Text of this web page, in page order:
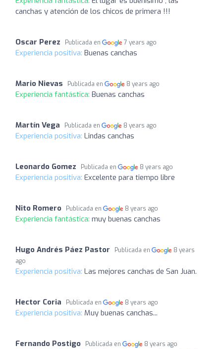
canchas y atención de los chicos de primera !!!
Oscar Perez Publicada en 7 years ago
Experiencia positiva: Buenas canchas
Mario Nievas Publicada en 8 years ago
Experiencia fantástica: Buenas canchas
Martín Vega Publicada en 8 years ago
Experiencia positiva: Lindas canchas
Leonardo Gomez Publicada en 8 years ago
Experiencia positiva: Excelente para tiempo libre
Nito Romero Publicada en 8 years ago
Experiencia fantástica: muy buenas canchas
Hugo Andrés Páez Pastor Publicada en
8 years
ago
Experiencia positiva: Las mejores canchas de San Juan.
Hector Coria Publicada en 8 years ago
Experiencia positiva: Muy buenas canchas...
Fernando Postigo Publicada en 8 years ago